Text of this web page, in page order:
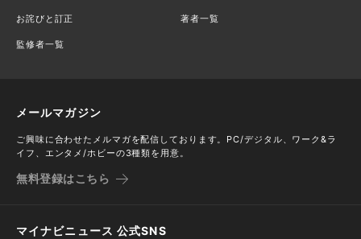
お詫びと訂正 著者一覧
監修者一覧
メールマガジン
ご興味に合わせたメルマガを配信しております。PC/デジタル、ワーク&ラ
イフ、エンタメ/ホビーの3種類を用意。
無料登録はこちら
マイナビニュース 公式SNS